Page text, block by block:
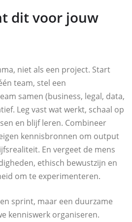
dit voor jouw
niet als een project. Start
team, stel een
samen (business, legal, data,
Leg vast wat werkt, schaal op
en blijf leren. Combineer
kennisbronnen om output
En vergeet de mens
ethisch bewustzijn en
om te experimenteren.
sprint, maar een duurzame
kenniswerk organiseren.